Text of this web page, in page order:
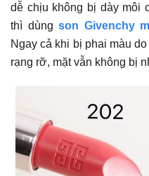
dễ chịu không bị dày môi
thì dùngson Givenchy
Ngay cả khi bị phai màu
rạng rỡ, mặt vẫn không bị